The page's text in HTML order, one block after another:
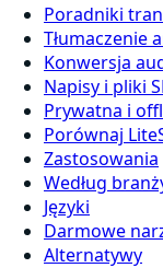
Poradniki
Tłumaczenie
Konwersja
Napisy i pliki
Prywatna i
Porównaj
Zastosowania
Według
Języki
Darmowe
Alternatywy